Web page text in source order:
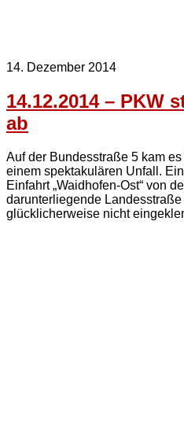
14. Dezember 2014
14.12.2014 – PKW
ab
Auf der Bundesstraße 5 kam
einem spektakulären Unfall.
Einfahrt „Waidhofen-Ost“ von
darunterliegende
glücklicherweise nicht